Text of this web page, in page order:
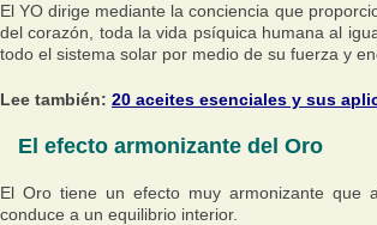
El YO dirige mediante la conciencia que
del corazón, toda la vida psíquica humana al
todo el sistema solar por medio de su fuerza y
Lee también: 20 aceites esenciales y sus
El efecto armonizante del Oro
El Oro tiene un efecto muy armonizante que
conduce a un equilibrio interior.